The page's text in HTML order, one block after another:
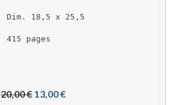
Dim. 18,5 x 25,5
415 pages
20,00 € L
13,00 €L